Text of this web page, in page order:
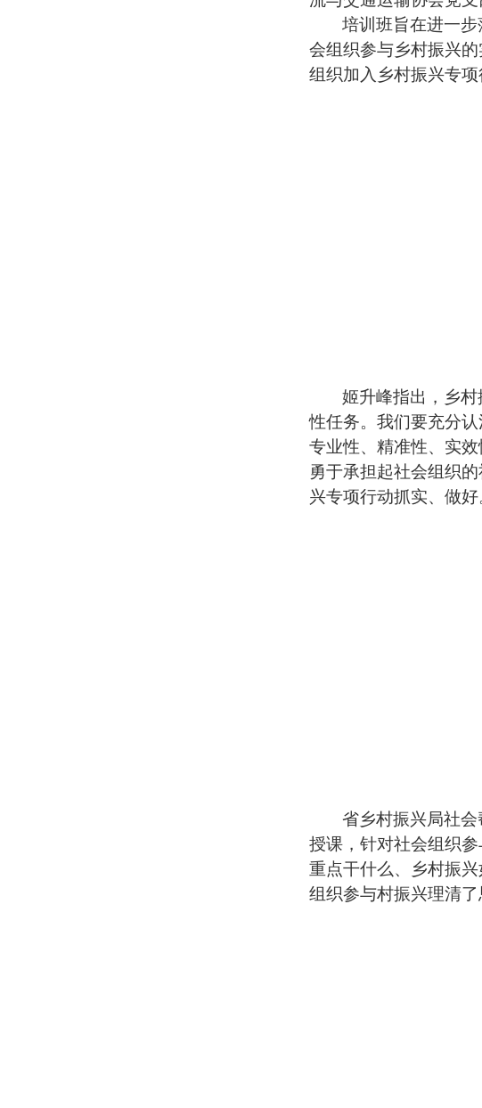
培训班旨在进一
会组织参与乡村振兴
组织加入乡村振兴专项
姬升峰指出，乡
性任务。我们要充分
专业性、精准性、实
勇于承担起社会组织
兴专项行动抓实、做好
省乡村振兴局社
授课，针对社会组织
重点干什么、乡村振
组织参与村振兴理清了